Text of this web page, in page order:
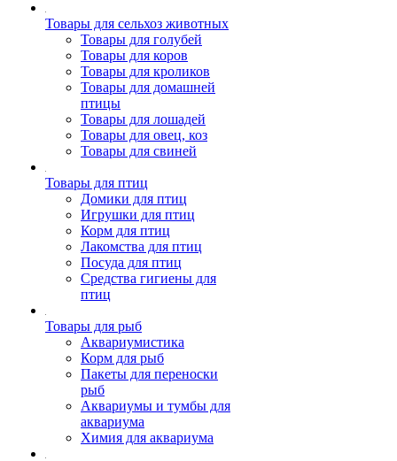
Товары для сельхоз животных
Товары для голубей
Товары для коров
Товары для кроликов
Товары для домашней
птицы
Товары для лошадей
Товары для овец, коз
Товары для свиней
Товары для птиц
Домики для птиц
Игрушки для птиц
Корм для птиц
Лакомства для птиц
Посуда для птиц
Средства гигиены для
птиц
Товары для рыб
Аквариумистика
Корм для рыб
Пакеты для переноски
рыб
Аквариумы и тумбы для
аквариума
Химия для аквариума